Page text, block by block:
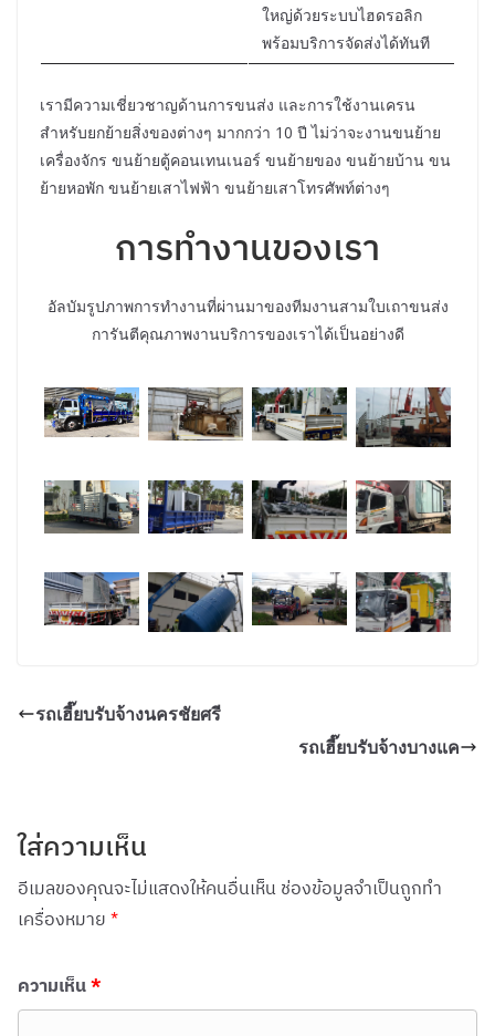
ใหญ่ด้วยระบบไฮดรอลิก
พร้อมบริการจัดส่งได้ทันที
เรามีความเชี่ยวชาญด้านการขนส่ง และการใช้งานเครน
สำหรับยกย้ายสิ่งของต่างๆ มากกว่า 10 ปี ไม่ว่าจะงานขนย้าย
เครื่องจักร ขนย้ายตู้คอนเทนเนอร์ ขนย้ายของ ขนย้ายบ้าน ขน
ย้ายหอพัก ขนย้ายเสาไฟฟ้า ขนย้ายเสาโทรศัพท์ต่างๆ
การทำงานของเรา
อัลบัมรูปภาพการทำงานที่ผ่านมาของทีมงานสามใบเถาขนส่ง
การันตีคุณภาพงานบริการของเราได้เป็นอย่างดี
รถเฮี๊ยบรับจ้างนครชัยศรี
รถเฮี๊ยบรับจ้างบางแค
ใส่ความเห็น
อีเมลของคุณจะไม่แสดงให้คนอื่นเห็น ช่องข้อมูลจำเป็นถูกทำ
เครื่องหมาย *
ความเห็น *